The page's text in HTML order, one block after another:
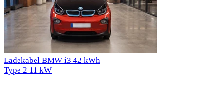
Ladekabel BMW i3 42 kWh
Type 2 11 kW